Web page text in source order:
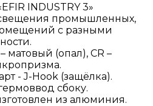
INDUSTRY 3»
промышленных,
с разными
матовый (опал), CR –
- J-Hook (защёлка).
сбоку.
из алюминия.